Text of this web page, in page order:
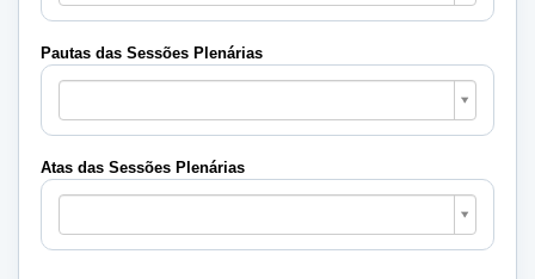
Pautas das Sessões Plenárias
Pautas
Sessões
Plenárias
Atas das Sessões Plenárias
Atas
Sessões
Plenárias